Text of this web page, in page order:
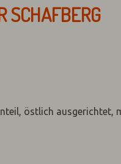
SCHAFBERG
östlich ausgerichtet,